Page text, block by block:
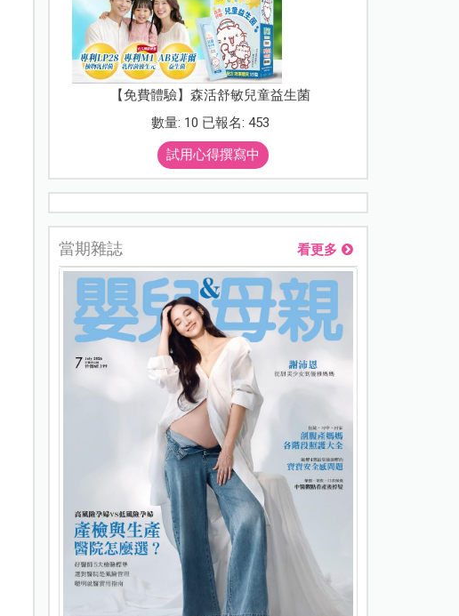
【免費體驗】森活舒敏兒童益生菌
數量: 10 已報名: 453
試用心得撰寫中
當期雜誌 看更多